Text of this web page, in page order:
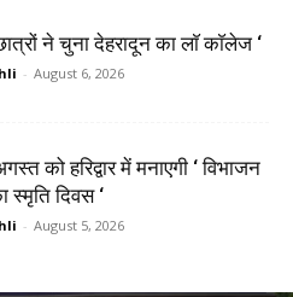
ने चुना देहरादून का लाॅ काॅलेज ‘
- August 6, 2026
को हरिद्वार में मनाएगी ‘ विभाजन
स्मृति दिवस ‘
- August 5, 2026